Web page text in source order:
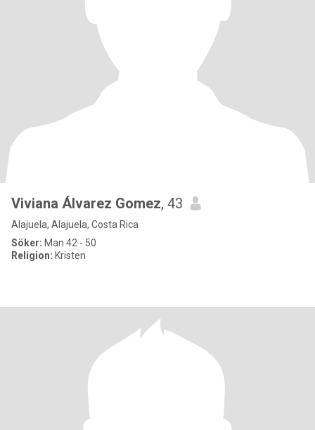
Viviana Álvarez Gomez, 43
Alajuela, Alajuela, Costa Rica
Söker: Man 42 - 50
Religion: Kristen